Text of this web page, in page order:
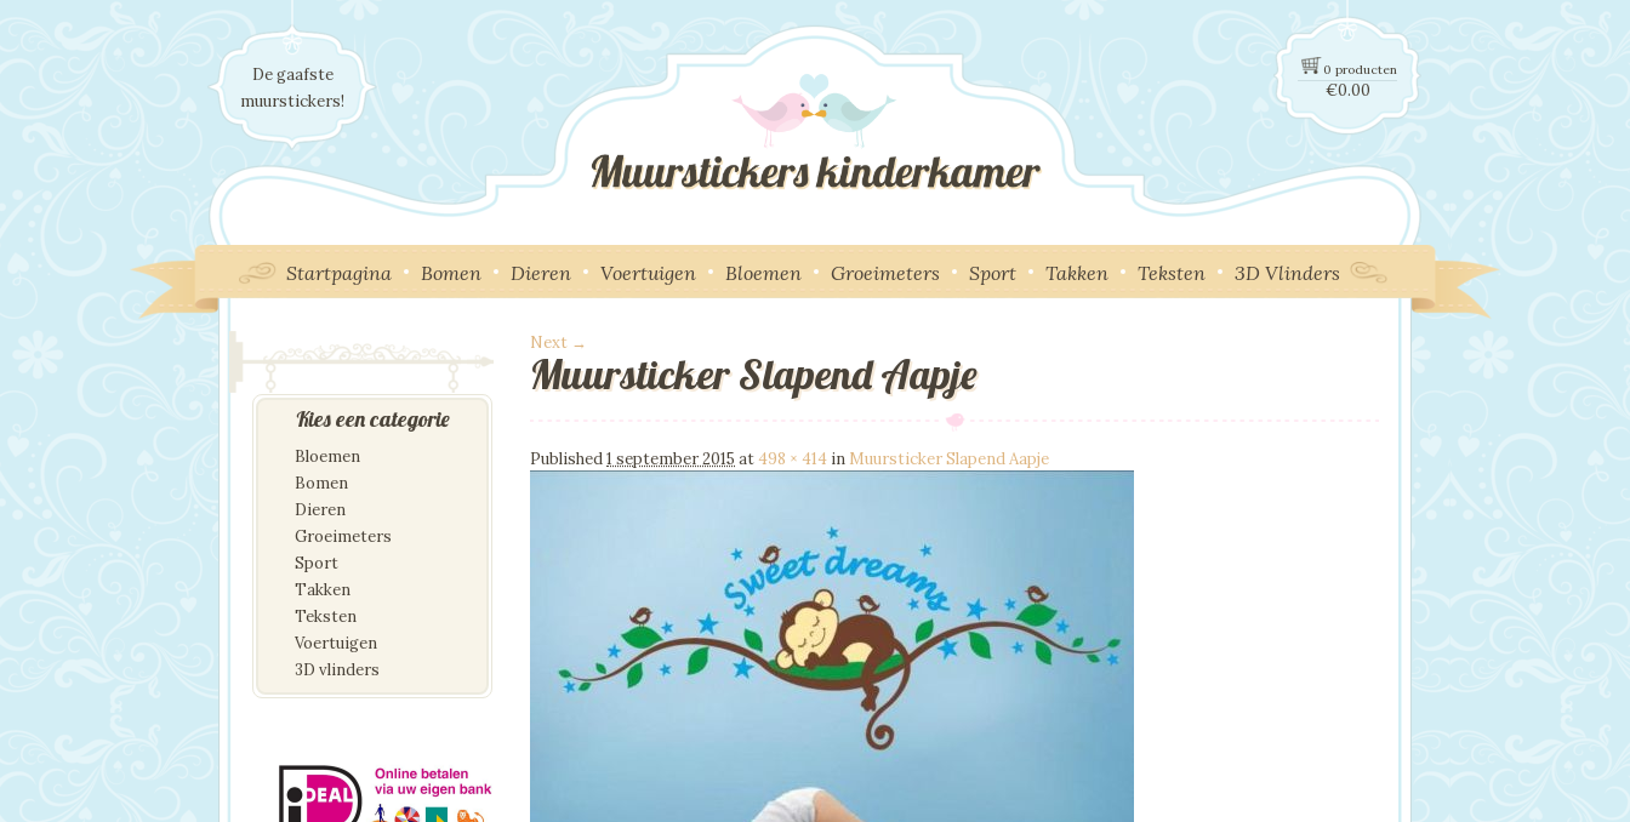
De gaafste
muurstickers!
0 producten
€0.00
Startpagina Bomen Dieren Voertuigen Bloemen Groeimeters Sport Takken Teksten 3D Vlinders
Image navigation
Next →
Muursticker Slapend Aapje
Published1 september 2015 at498 × 414 in Muursticker Slapend Aapje
Kies een categorie
Bloemen
Bomen
Dieren
Groeimeters
Sport
Takken
Teksten
Voertuigen
3D vlinders